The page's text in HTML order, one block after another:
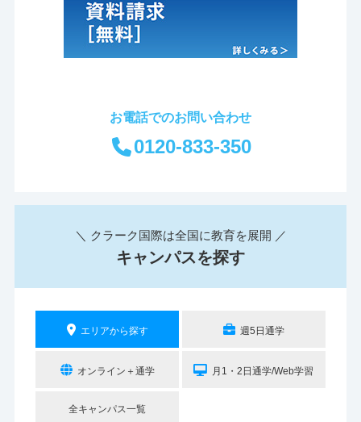
お電話でのお問い合わせ
0120-833-350
＼ クラーク国際は全国に教育を展開 ／
キャンパスを探す
エリアから探す 週5日通学
オンライン＋通学 月1・2日通学/Web学習
全キャンパス一覧